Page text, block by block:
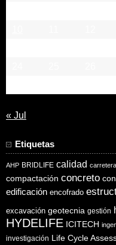
« Jul
Etiquetas
AHP BRIDLIFE calidad
compactación concreto
edificación encofrado
excavación geotecnia gestión
HYDELIFE ICITECH
investigación Life Cycle